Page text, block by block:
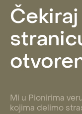
Mi u Pionirima
kojima delimo